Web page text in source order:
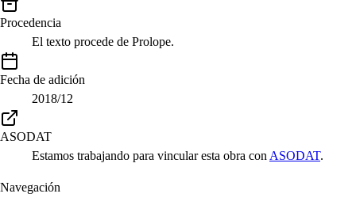
Procedencia
El texto procede de Prolope.
Fecha de adición
2018/12
ASODAT
Estamos trabajando para vincular esta obra con ASODAT.
Navegación